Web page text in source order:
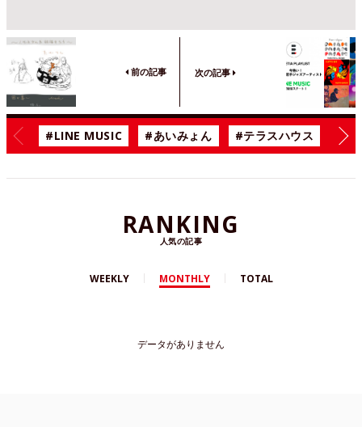
前の記事 次の記事
#LINE MUSIC #あいみょん #テラスハウス #漫
RANKING
人気の記事
WEEKLY MONTHLY TOTAL
データがありません